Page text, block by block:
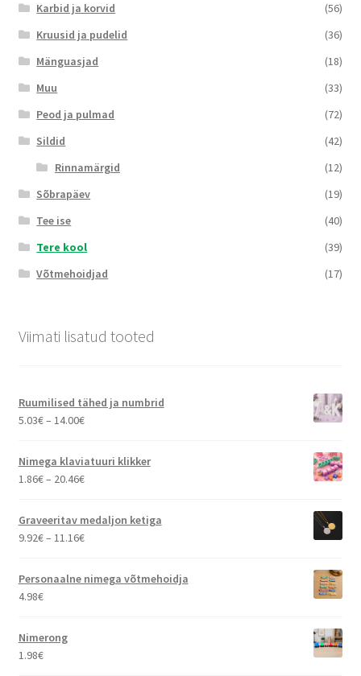
Karbid ja korvid
(56)
Kruusid ja pudelid
(36)
Mänguasjad
(18)
Muu
(33)
Peod ja pulmad
(72)
Sildid
(42)
Rinnamärgid
(12)
Sõbrapäev
(19)
Tee ise
(40)
Tere kool
(39)
Võtmehoidjad
(17)
Viimati lisatud tooted
Ruumilised tähed ja numbrid
5.03€– 14.00€Hinnavahemik:
kuni
14.00€
Nimega klaviatuuri klikker
1.86€– 20.46€Hinnavahemik:
kuni
20.46€
Graveeritav medaljon ketiga
9.92€– 11.16€Hinnavahemik:
kuni
11.16€
Personaalne nimega võtmehoidja
4.98€
Nimerong
1.98€